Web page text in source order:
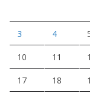
3 4
10 11
17 18